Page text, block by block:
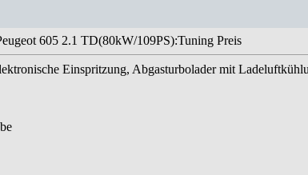
605 2.1 TD(80kW/109PS):Tuning Preis
Einspritzung, Abgasturbolader mit